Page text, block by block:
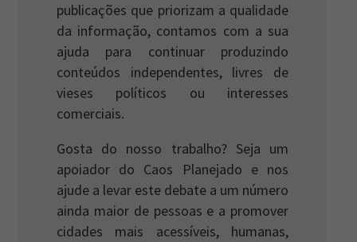
publicações que priorizam a qualidade
da informação, contamos com a sua
ajuda para continuar produzindo
conteúdos independentes, livres de
vieses políticos ou interesses
comerciais.
Gosta do nosso trabalho? Seja um
apoiador do Caos Planejado e nos
ajude a levar este debate a um número
ainda maior de pessoas e a promover
cidades mais acessíveis, humanas,